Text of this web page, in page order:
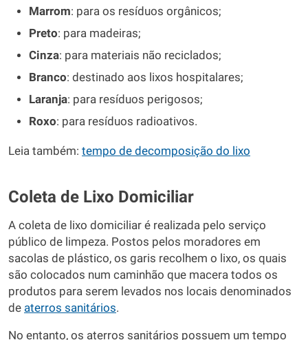
Marrom: para os resíduos orgânicos;
Preto: para madeiras;
Cinza: para materiais não reciclados;
Branco: destinado aos lixos hospitalares;
Laranja: para resíduos perigosos;
Roxo: para resíduos radioativos.
Leia também: tempo de decomposição do lixo
Coleta de Lixo Domiciliar
A coleta de lixo domiciliar é realizada pelo serviço
público de limpeza. Postos pelos moradores em
sacolas de plástico, os garis recolhem o lixo, os quais
são colocados num caminhão que macera todos os
produtos para serem levados nos locais denominados
de aterros sanitários.
No entanto, os aterros sanitários possuem um tempo